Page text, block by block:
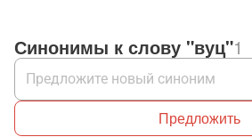
Синонимы к слову "вуц"1
Предложить